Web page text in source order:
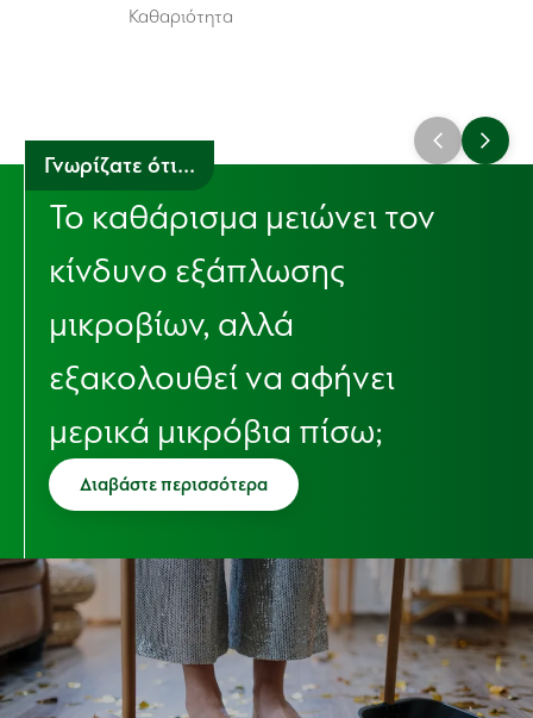
Καθαριότητα
Γνωρίζατε ότι...
Το καθάρισμα μειώνει τον
κίνδυνο εξάπλωσης
μικροβίων, αλλά
εξακολουθεί να αφήνει
μερικά μικρόβια πίσω;
Διαβάστε περισσότερα